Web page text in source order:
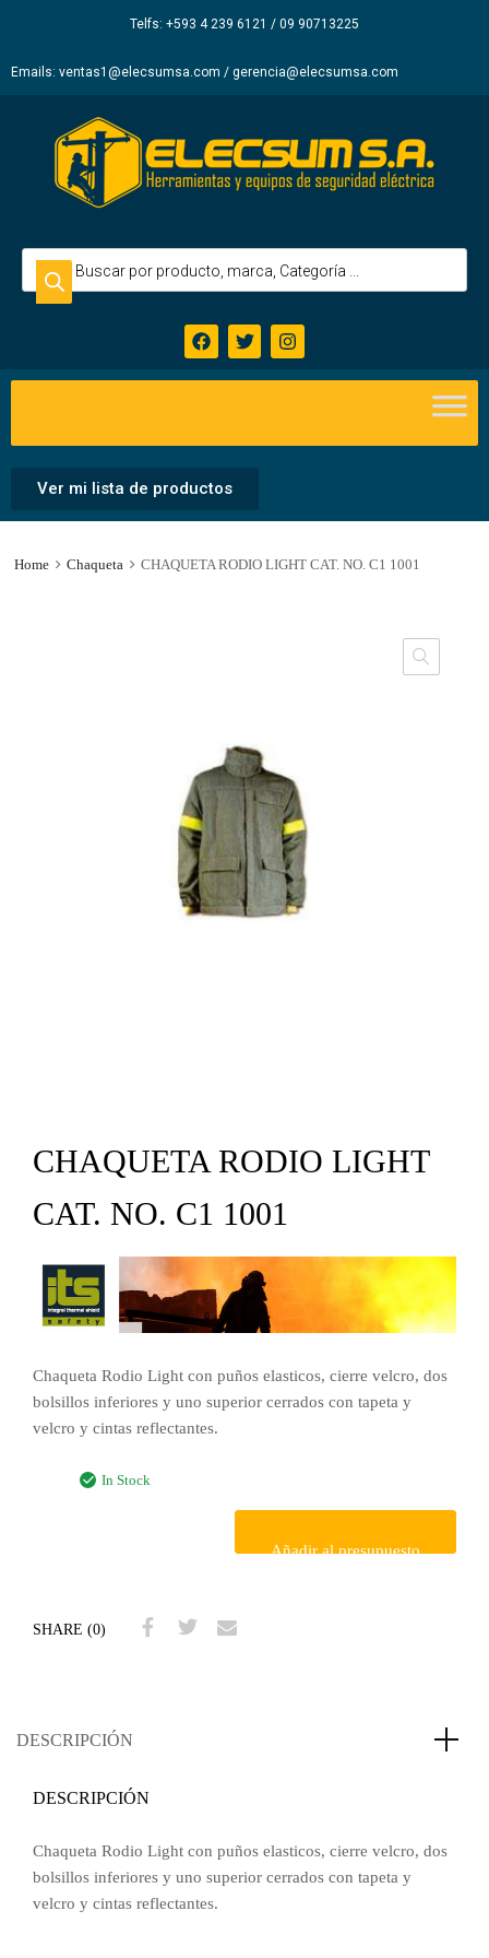
Telfs: +593 4 239 6121 / 09 90713225
Emails: ventas1@elecsumsa.com / gerencia@elecsumsa.com
Ver mi lista de productos
Home Chaqueta CHAQUETA RODIO LIGHT CAT. NO. C1 1001
CHAQUETA RODIO LIGHT
CAT. NO. C1 1001
Chaqueta Rodio Light con puños elasticos, cierre velcro, dos
bolsillos inferiores y uno superior cerrados con tapeta y
velcro y cintas reflectantes.
In Stock
Añadir al presupuesto
SHARE (0)
DESCRIPCIÓN
DESCRIPCIÓN
Chaqueta Rodio Light con puños elasticos, cierre velcro, dos
bolsillos inferiores y uno superior cerrados con tapeta y
velcro y cintas reflectantes.